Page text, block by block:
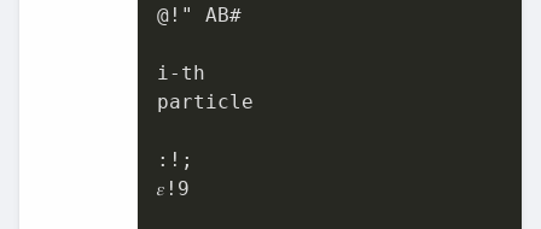
@!" AB#
i-th
particle
:!;
𝜀!9